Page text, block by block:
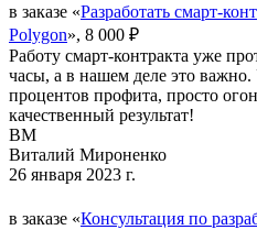
в заказе «Разработать смарт-
Polygon», 8 000 ₽
Работу смарт-контракта уже
часы, а в нашем деле это важно.
процентов профита, просто
качественный результат!
ВМ
Виталий Мироненко
26 января 2023 г.
в заказе «Консультация по